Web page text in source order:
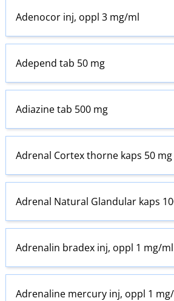
Adenocor inj, oppl 3 mg/ml
Adepend tab 50 mg
Adiazine tab 500 mg
Adrenal Cortex thorne kaps 50 mg
Adrenal Natural Glandular kaps
Adrenalin bradex inj, oppl 1 mg/ml
Adrenaline mercury inj, oppl 1